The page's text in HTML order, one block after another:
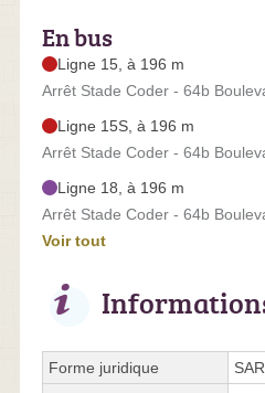
En bus
Ligne 15, à 196 m
Arrêt Stade Coder - 64b
Ligne 15S, à 196 m
Arrêt Stade Coder - 64b
Ligne 18, à 196 m
Arrêt Stade Coder - 64b
Voir tout
Forme juridique